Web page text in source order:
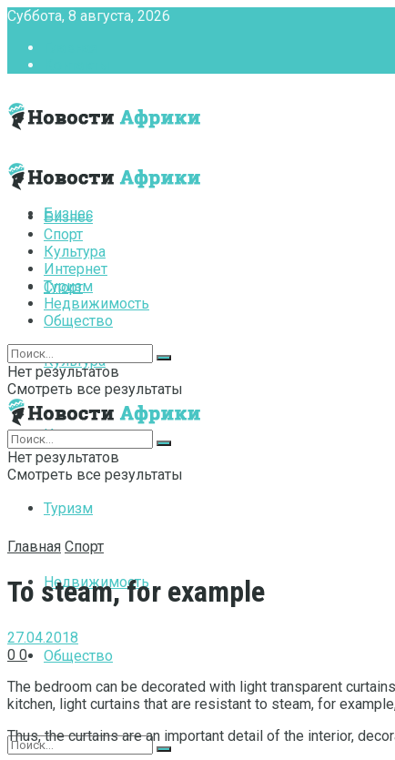
Суббота, 8 августа, 2026
Бизнес
Спорт
Культура
Интернет
Туризм
Недвижимость
Общество
Бизнес
Спорт
Культура
Интернет
Туризм
Недвижимость
Общество
Нет результатов
Смотреть все результаты
Нет результатов
Смотреть все результаты
Главная Спорт
To steam, for example
27.04.2018
0 0
The bedroom can be decorated with light transparent
kitchen, light curtains that are resistant to steam, for
Thus, the curtains are an important detail of the interior,